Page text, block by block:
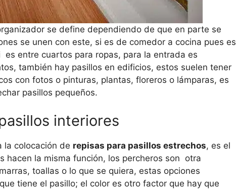
se define dependiendo de que en parte se
se unen con este, si es de comedor a cocina pues es
entre cuartos para ropas, para la entrada es
también hay pasillos en edificios, estos suelen tener
con fotos o pinturas, plantas, floreros o lámparas, es
pasillos pequeños.
interiores
la colocación de repisas para pasillos estrechos, es el
hacen la misma función, los percheros son otra
toallas o lo que se quiera, estas opciones
tiene el pasillo; el color es otro factor que hay que